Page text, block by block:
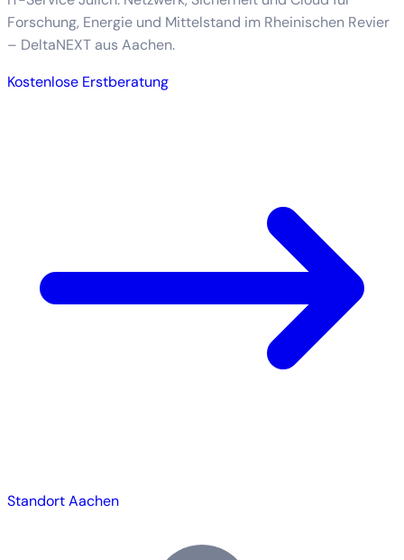
Forschung, Energie und Mittelstand im Rheinischen Revier
– DeltaNEXT aus Aachen.
Kostenlose Erstberatung
Standort Aachen